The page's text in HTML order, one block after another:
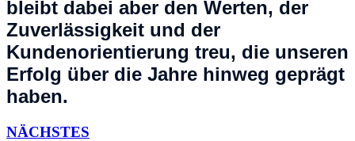
bleibt dabei aber den Werten, der
Zuverlässigkeit und der
Kundenorientierung treu, die unseren
Erfolg über die Jahre hinweg geprägt
haben.
NÄCHSTES